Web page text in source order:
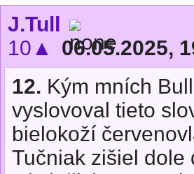
J.Tull
10▲
06.05.2025,
12. Kým mních
vyslovoval tieto
bielokoží
Tučniak zišiel dole